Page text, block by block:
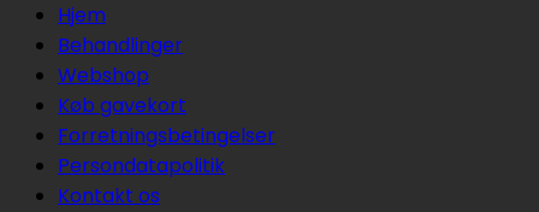
Hjem
Behandlinger
Webshop
Køb gavekort
Forretningsbetingelser
Persondatapolitik
Kontakt os